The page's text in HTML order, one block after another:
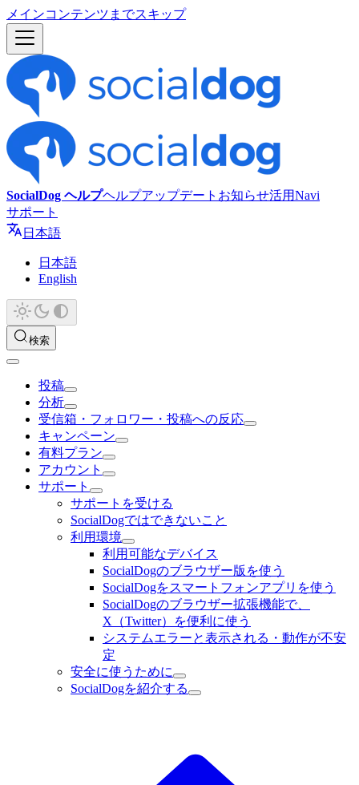
メインコンテンツまでスキップ
SocialDog ヘルプヘルプアップデート お知らせ活用Navi
サポート
日本語
日本語
English
検索
投稿
分析
受信箱・フォロワー・投稿への反応
キャンペーン
有料プラン
アカウント
サポート
サポートを受ける
SocialDogではできないこと
利用環境
利用可能なデバイス
SocialDogのブラウザー版を使う
SocialDogをスマートフォンアプリを使う
SocialDogのブラウザー拡張機能で、
X（Twitter）を便利に使う
システムエラーと表示される・動作が不安
定
安全に使うために
SocialDogを紹介する